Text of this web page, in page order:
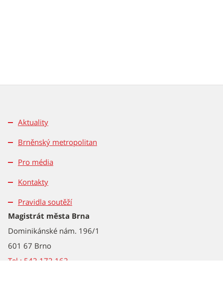
Aktuality
Brněnský metropolitan
Pro média
Kontakty
Pravidla soutěží
Magistrát města Brna
Dominikánské nám. 196/1
601 67 Brno
Tel.: 542 172 162